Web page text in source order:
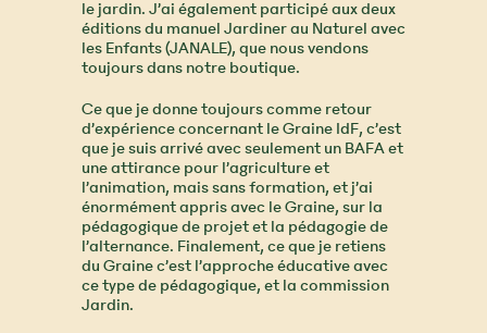
le jardin. J’ai également participé aux deux
éditions du manuel Jardiner au Naturel avec
les Enfants (JANALE), que nous vendons
toujours dans notre boutique.
Ce que je donne toujours comme retour
d’expérience concernant le Graine IdF, c’est
que je suis arrivé avec seulement un BAFA et
une attirance pour l’agriculture et
l’animation, mais sans formation, et j’ai
énormément appris avec le Graine, sur la
pédagogique de projet et la pédagogie de
l’alternance. Finalement, ce que je retiens
du Graine c’est l’approche éducative avec
ce type de pédagogique, et la commission
Jardin.